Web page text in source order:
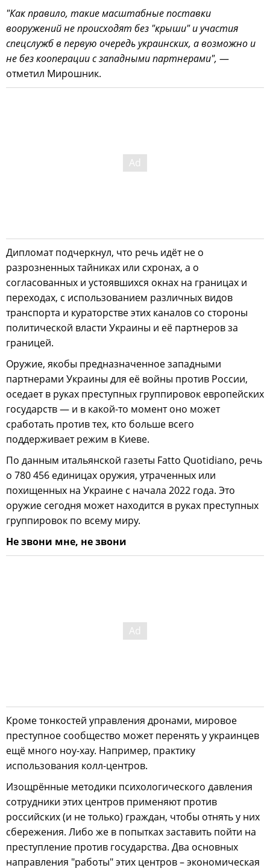
"Как правило, такие масштабные поставки
вооружений не происходят без "крыши" и участия
спецслужб в первую очередь украинских, а возможно и
не без кооперации с западными партнерами", —
отметил Мирошник.
Дипломат подчеркнул, что речь идёт не о
разрозненных тайниках или схронах, а о
согласованных и устоявшихся окнах на границах и
переходах, с использованием различных видов
транспорта и кураторстве этих каналов со стороны
политической власти Украины и её партнеров за
границей.
Оружие, якобы предназначенное западными
партнерами Украины для её войны против России,
оседает в руках преступных группировок европейских
государств — и в какой-то момент оно может
сработать против тех, кто больше всего
поддерживает режим в Киеве.
По данным итальянской газеты Fatto Quotidiano, речь
о 780 456 единицах оружия, утраченных или
похищенных на Украине с начала 2022 года. Это
оружие сегодня может находится в руках преступных
группировок по всему миру.
Не звони мне, не звони
Кроме тонкостей управления дронами, мировое
преступное сообщество может перенять у украинцев
ещё много ноу-хау. Например, практику
использования колл-центров.
Изощрённые методики психологического давления
сотрудники этих центров применяют против
российских (и не только) граждан, чтобы отнять у них
сбережения. Либо же в попытках заставить пойти на
преступление против государства. Два основных
направления "работы" этих центров – экономическая